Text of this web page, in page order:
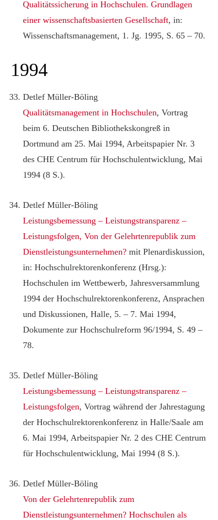
Qualitätssicherung in Hochschulen. Grundlagen
einer wissenschaftsbasierten Gesellschaft, in:
Wissenschaftsmanagement, 1. Jg. 1995, S. 65 – 70.
1994
Detlef Müller-Böling
Qualitätsmanagement in Hochschulen, Vortrag
beim 6. Deutschen Bibliothekskongreß in
Dortmund am 25. Mai 1994, Arbeitspapier Nr. 3
des CHE Centrum für Hochschulentwicklung, Mai
1994 (8 S.).
Detlef Müller-Böling
Leistungsbemessung – Leistungstransparenz –
Leistungsfolgen, Von der Gelehrtenrepublik zum
Dienstleistungsunternehmen? mit Plenardiskussion,
in: Hochschulrektorenkonferenz (Hrsg.):
Hochschulen im Wettbewerb, Jahresversammlung
1994 der Hochschulrektorenkonferenz, Ansprachen
und Diskussionen, Halle, 5. – 7. Mai 1994,
Dokumente zur Hochschulreform 96/1994, S. 49 –
78.
Detlef Müller-Böling
Leistungsbemessung – Leistungstransparenz –
Leistungsfolgen, Vortrag während der Jahrestagung
der Hochschulrektorenkonferenz in Halle/Saale am
6. Mai 1994, Arbeitspapier Nr. 2 des CHE Centrum
für Hochschulentwicklung, Mai 1994 (8 S.).
Detlef Müller-Böling
Von der Gelehrtenrepublik zum
Dienstleistungsunternehmen? Hochschulen als